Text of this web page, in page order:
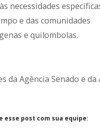
necessidades
e das comunidades
e quilombolas.
da Agência Senado e da
esse post com sua equipe: